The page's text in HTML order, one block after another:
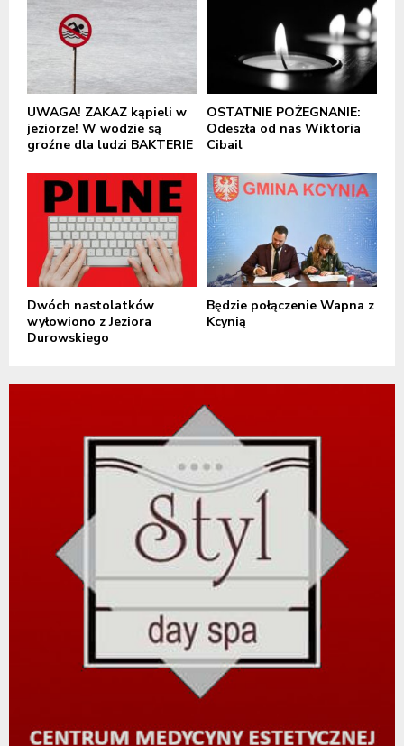
UWAGA! ZAKAZ kąpieli w
jeziorze! W wodzie są
groźne dla ludzi BAKTERIE
OSTATNIE POŻEGNANIE:
Odeszła od nas Wiktoria
Cibail
Dwóch nastolatków
wyłowiono z Jeziora
Durowskiego
Będzie połączenie Wapna z
Kcynią